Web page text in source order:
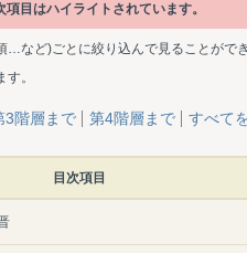
目はハイライトされています。
…など)ごとに絞り込んで見ることがで
。
3階層まで 第4階層まで すべて
目次項目